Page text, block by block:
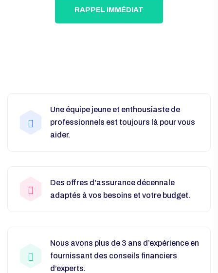
RAPPEL IMMÉDIAT
Une équipe jeune et enthousiaste de
professionnels est toujours là pour vous
aider.
Des offres d'assurance décennale
adaptés à vos besoins et votre budget.
Nous avons plus de 3 ans d’expérience en
fournissant des conseils financiers
d’experts.